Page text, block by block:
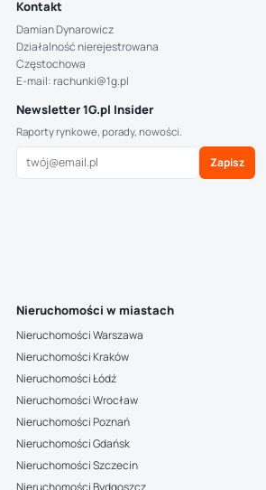
Kontakt
Damian Dynarowicz
Działalność nierejestrowana
Częstochowa
E-mail: rachunki@1g.pl
Newsletter 1G.pl Insider
Raporty rynkowe, porady, nowości.
Zapisz
Nieruchomości w miastach
Nieruchomości Warszawa
Nieruchomości Kraków
Nieruchomości Łódź
Nieruchomości Wrocław
Nieruchomości Poznań
Nieruchomości Gdańsk
Nieruchomości Szczecin
Nieruchomości Bydgoszcz